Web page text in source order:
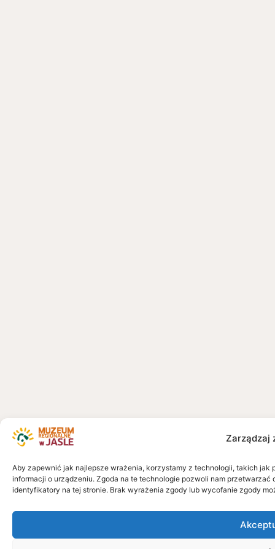
Zarządzaj
Aby zapewnić jak najlepsze wrażenia, korzystamy z technologii, takich
informacji o urządzeniu. Zgoda na te technologie pozwoli nam
identyfikatory na tej stronie. Brak wyrażenia zgody lub wycofanie zgody